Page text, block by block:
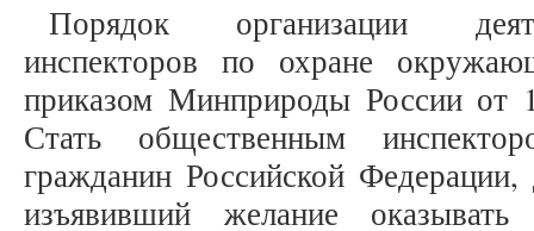
Порядок организации
инспекторов по охране
приказом Минприроды России
Стать общественным
гражданин Российской
изъявивший желание оказывать